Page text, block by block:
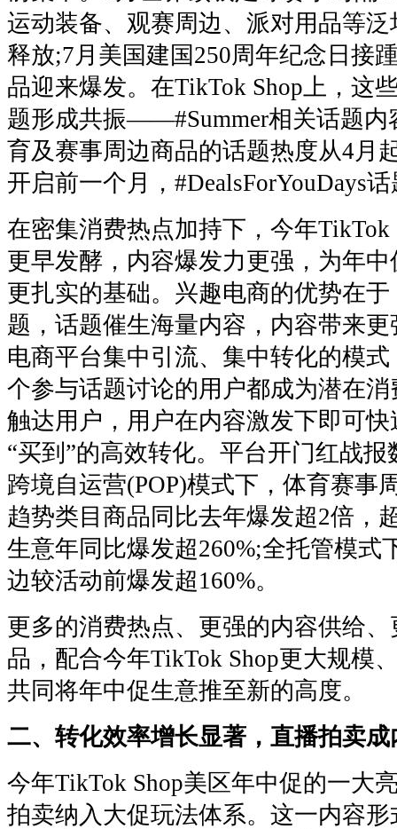
运动装备、观赛周边、派对用品等
释放;7月美国建国250周年纪念日接
品迎来爆发。在TikTok Shop上，这
题形成共振——#Summer相关话题内
育及赛事周边商品的话题热度从4月
开启前一个月，#DealsForYouDays
在密集消费热点加持下，今年TikTok
更早发酵，内容爆发力更强，为年
更扎实的基础。兴趣电商的优势在
题，话题催生海量内容，内容带来
电商平台集中引流、集中转化的模
个参与话题讨论的用户都成为潜在
触达用户，用户在内容激发下即可快
“买到”的高效转化。平台开门红战
跨境自运营(POP)模式下，体育赛事
趋势类目商品同比去年爆发超2倍，
生意年同比爆发超260%;全托管模式
边较活动前爆发超160%。
更多的消费热点、更强的内容供给
品，配合今年TikTok Shop更大规模
共同将年中促生意推至新的高度。
二、转化效率增长显著，直播拍卖
今年TikTok Shop美区年中促的一大
拍卖纳入大促玩法体系。这一内容